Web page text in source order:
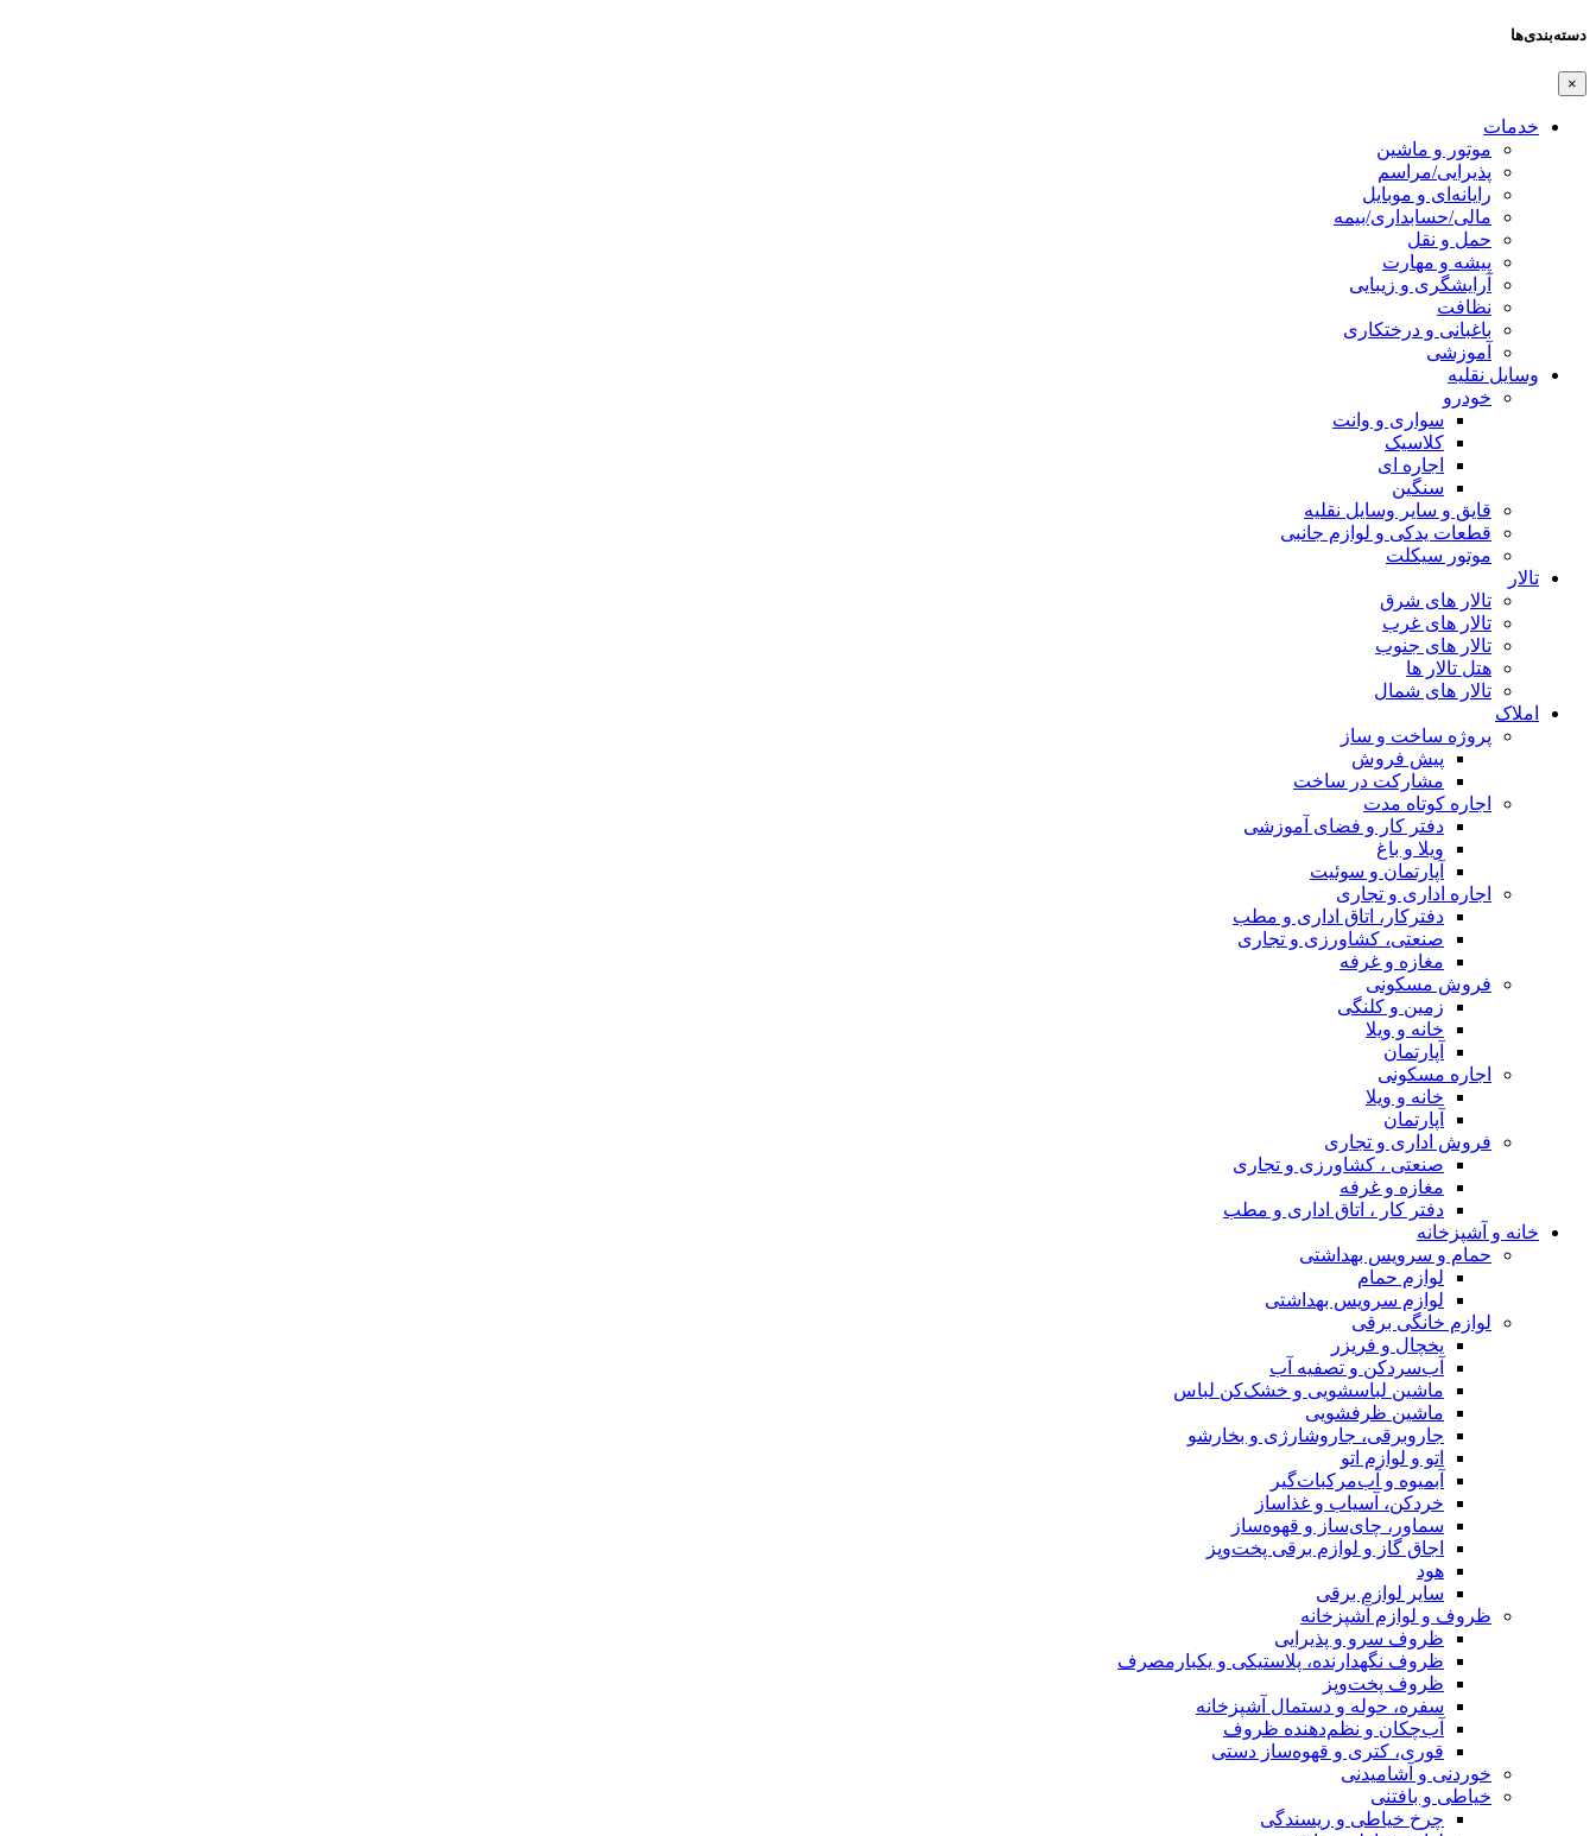
دسته‌بندی‌ها
×
خدمات
موتور و ماشین
پذیرایی/مراسم
رایانه‌ای و موبایل
مالی/حسابداری/بیمه
حمل و نقل
پیشه و مهارت
آرایشگری و زیبایی
نظافت
باغبانی و درختکاری
آموزشی
وسایل نقلیه
خودرو
سواری و وانت
کلاسیک
اجاره ای
سنگین
قایق و سایر وسایل نقلیه
قطعات یدکی و لوازم جانبی
موتور سیکلت
تالار
تالار های شرق
تالار های غرب
تالار های جنوب
هتل تالار ها
تالار های شمال
املاک
پروژه ساخت و ساز
پیش فروش
مشارکت در ساخت
اجاره کوتاه مدت
دفتر کار و فضای آموزشی
ویلا و باغ
آپارتمان و سوئیت
اجاره اداری و تجاری
دفترکار، اتاق اداری و مطب
صنعتی، کشاورزی و تجاری
مغازه و غرفه
فروش مسکونی
زمین و کلنگی
خانه و ویلا
آپارتمان
اجاره مسکونی
خانه و ویلا
آپارتمان
فروش اداری و تجاری
صنعتی ، کشاورزی و تجاری
مغازه و غرفه
دفتر کار ، اتاق اداری و مطب
خانه و آشپزخانه
حمام و سرویس بهداشتی
لوازم حمام
لوازم سرویس بهداشتی
لوازم خانگی برقی
یخچال و فریزر
آب‌سردکن و تصفیه آب
ماشین لباسشویی و خشک‌کن لباس
ماشین ظرفشویی
جاروبرقی، جاروشارژی و بخارشو
اتو و لوازم اتو
آبمیوه و آب‌مرکبات‌گیر
خردکن، آسیاب و غذاساز
سماور، چای‌ساز و قهوه‌ساز
اجاق گاز و لوازم برقی پخت‌وپز
هود
سایر لوازم برقی
ظروف و لوازم آشپزخانه
ظروف سرو و پذیرایی
ظروف نگهدارنده، پلاستیکی و یکبارمصرف
ظروف پخت‌وپز
سفره، حوله و دستمال آشپزخانه
آب‌چکان و نظم‌دهنده ظروف
قوری، کتری و قهوه‌ساز دستی
خوردنی و آشامیدنی
خیاطی و بافتنی
چرخ خیاطی و ریسندگی